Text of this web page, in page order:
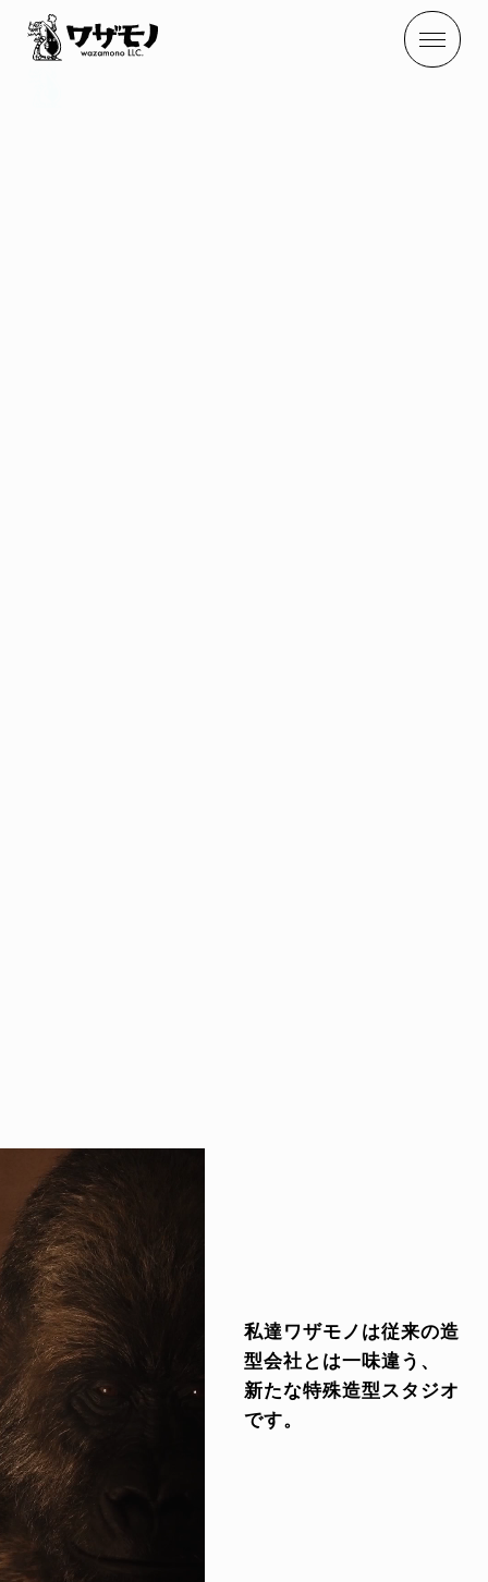
私達ワザモノは従来の造
型会社とは一味違う、
新たな特殊造型スタジオ
です。